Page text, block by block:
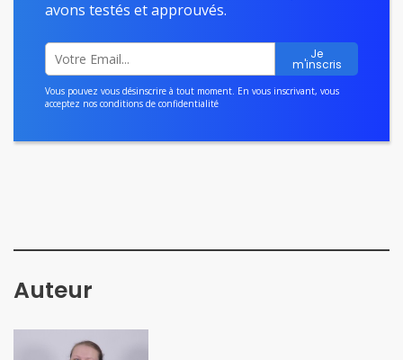
avons testés et approuvés.
Vous pouvez vous désinscrire à tout moment. En vous inscrivant, vous
acceptez nos conditions de confidentialité
Auteur